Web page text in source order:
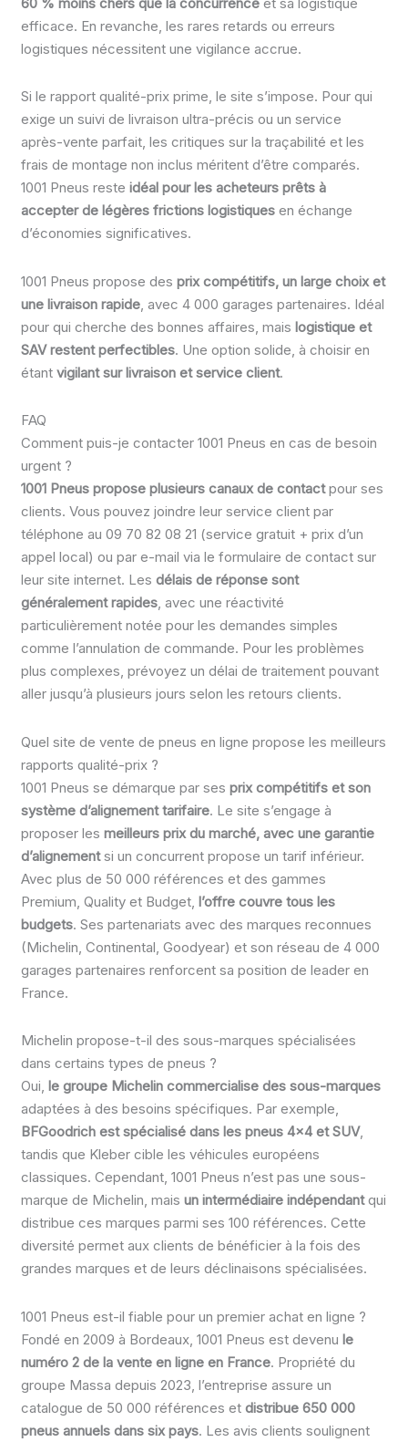
efficace. En revanche, les rares retards ou erreurs
logistiques nécessitent une vigilance accrue.
Si le rapport qualité-prix prime, le site s’impose. Pour qui
exige un suivi de livraison ultra-précis ou un service
après-vente parfait, les critiques sur la traçabilité et les
frais de montage non inclus méritent d’être comparés.
1001 Pneus resteidéal pour les acheteurs prêts à
accepter de légères frictions logistiques en échange
d’économies significatives.
1001 Pneus propose desprix compétitifs, un large choix et
une livraison rapide, avec 4 000 garages partenaires. Idéal
pour qui cherche des bonnes affaires, maislogistique et
SAV restent perfectibles. Une option solide, à choisir en
étantvigilant sur livraison et service client.
FAQ
Comment puis-je contacter 1001 Pneus en cas de besoin
urgent ?
1001 Pneus propose plusieurs canaux de contactpour ses
clients. Vous pouvez joindre leur service client par
téléphone au 09 70 82 08 21 (service gratuit + prix d’un
appel local) ou par e-mail via le formulaire de contact sur
leur site internet. Lesdélais de réponse sont
généralement rapides, avec une réactivité
particulièrement notée pour les demandes simples
comme l’annulation de commande. Pour les problèmes
plus complexes, prévoyez un délai de traitement pouvant
aller jusqu’à plusieurs jours selon les retours clients.
Quel site de vente de pneus en ligne propose les meilleurs
rapports qualité-prix ?
1001 Pneus se démarque par sesprix compétitifs et son
système d’alignement tarifaire. Le site s’engage à
proposer lesmeilleurs prix du marché, avec une garantie
d’alignementsi un concurrent propose un tarif inférieur.
Avec plus de 50 000 références et des gammes
Premium, Quality et Budget,l’offre couvre tous les
budgets. Ses partenariats avec des marques reconnues
(Michelin, Continental, Goodyear) et son réseau de 4 000
garages partenaires renforcent sa position de leader en
France.
Michelin propose-t-il des sous-marques spécialisées
dans certains types de pneus ?
Oui, le groupe Michelin commercialise des sous-marques
adaptées à des besoins spécifiques. Par exemple,
BFGoodrich est spécialisé dans les pneus 4×4 et SUV,
tandis que Kleber cible les véhicules européens
classiques. Cependant, 1001 Pneus n’est pas une sous-
marque de Michelin, maisun intermédiaire indépendantqui
distribue ces marques parmi ses 100 références. Cette
diversité permet aux clients de bénéficier à la fois des
grandes marques et de leurs déclinaisons spécialisées.
1001 Pneus est-il fiable pour un premier achat en ligne ?
Fondé en 2009 à Bordeaux, 1001 Pneus est devenule
numéro 2 de la vente en ligne en France. Propriété du
groupe Massa depuis 2023, l’entreprise assure un
catalogue de 50 000 références etdistribue 650 000
pneus annuels dans six pays. Les avis clients soulignent